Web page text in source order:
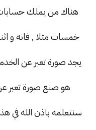
هناك من يملك
خمسات مثلا , فانه و
يجد صورة تعبر عن
هو صنع صورة تعبر
سنتعلمه باذن الله في